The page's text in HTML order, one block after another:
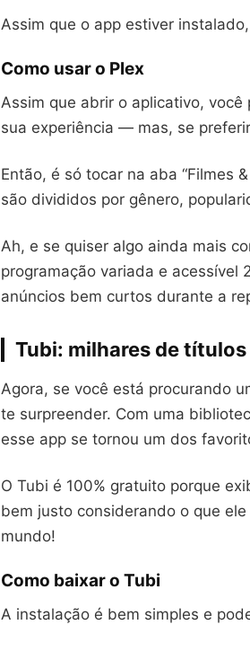
Assim que o app estiver
Como usar o Plex
Assim que abrir o aplicativo,
sua experiência — mas, se
Então, é só tocar na aba “Filmes
são divididos por gênero,
Ah, e se quiser algo ainda mais
programação variada e acessível
anúncios bem curtos durante a
Tubi: milhares de
Agora, se você está procurando
te surpreender. Com uma
esse app se tornou um dos
O Tubi é 100% gratuito porque
bem justo considerando o que
mundo!
Como baixar o Tubi
A instalação é bem simples e